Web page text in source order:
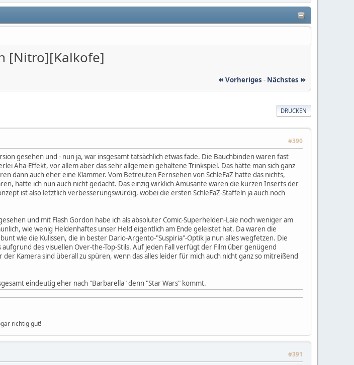
[Nitro][Kalkofe]
⏪ Vorheriges - Nächstes ⏩
DRUCKEN
#390
gesehen und - nun ja, war insgesamt tatsächlich etwas fade. Die Bauchbinden waren fast
Aha-Effekt, vor allem aber das sehr allgemein gehaltene Trinkspiel. Das hätte man sich ganz
dann auch eher eine Klammer. Vom Betreuten Fernsehen von SchleFaZ hatte das nichts,
hätte ich nun auch nicht gedacht. Das einzig wirklich Amüsante waren die kurzen Inserts der
ist also letztlich verbesserungswürdig, wobei die ersten SchleFaZ-Staffeln ja auch noch
und mit Flash Gordon habe ich als absoluter Comic-Superhelden-Laie noch weniger am
wie wenig Heldenhaftes unser Held eigentlich am Ende geleistet hat. Da waren die
wie die Kulissen, die in bester Dario-Argento-"Suspiria"-Optik ja nun alles wegfetzen. Die
des visuellen Over-the-Top-Stils. Auf jeden Fall verfügt der Film über genügend
Kamera sind überall zu spüren, wenn das alles leider für mich auch nicht ganz so mitreißend
eindeutig eher nach "Barbarella" denn "Star Wars" kommt.
richtig gut!
#391